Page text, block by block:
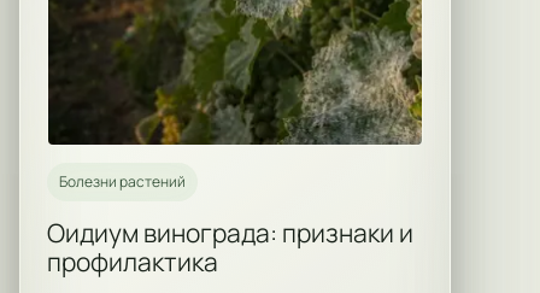
Болезни растений
Оидиум винограда: признаки и
профилактика